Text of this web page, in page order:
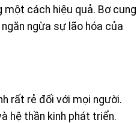
một cách hiệu quả. Bơ cung
ngừa sự lão hóa của
rất rẻ đối với mọi người.
hệ thần kinh phát triển.